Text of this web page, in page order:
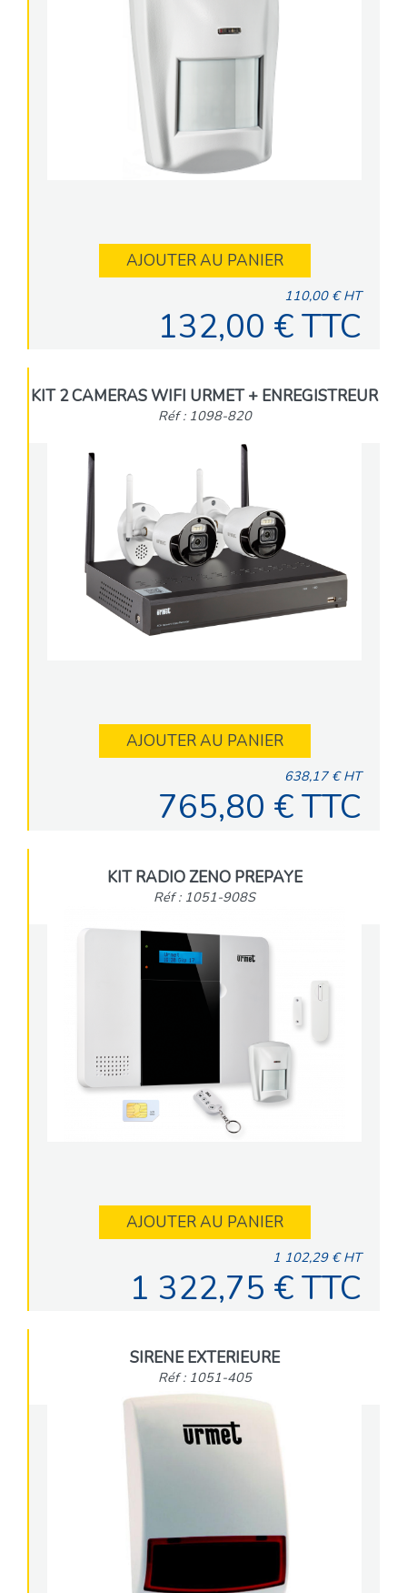
AJOUTER AU PANIER
110,00 € HT
132,00 € TTC
KIT 2 CAMERAS WIFI URMET + ENREGISTREUR
Réf : 1098-820
AJOUTER AU PANIER
638,17 € HT
765,80 € TTC
KIT RADIO ZENO PREPAYE
Réf : 1051-908S
AJOUTER AU PANIER
1 102,29 € HT
1 322,75 € TTC
SIRENE EXTERIEURE
Réf : 1051-405